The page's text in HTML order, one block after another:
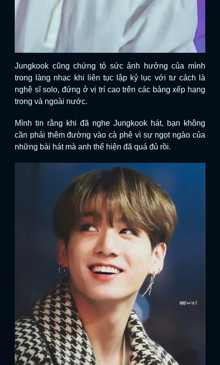
Jungkook cũng chứng tỏ sức ảnh hưởng của mình
trong làng nhạc khi liên tục lập kỷ lục với tư cách là
nghệ sĩ solo, đứng ở vị trí cao trên các bảng xếp hạng
trong và ngoài nước.
Mình tin rằng khi đã nghe Jungkook hát, bạn không
cần phải thêm đường vào cà phê vì sự ngọt ngào của
những bài hát mà anh thể hiện đã quá đủ rồi.